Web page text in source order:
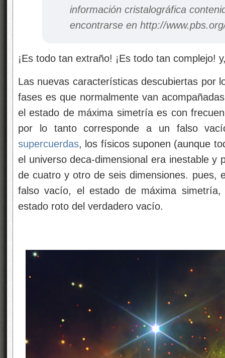
información cristalográfica
encontrarse en http://
¡Es todo tan extraño! ¡Es todo tan complejo!
Las nuevas características descubiertas por
fases es que normalmente van
el estado de máxima simetría es con
por lo tanto corresponde a un falso
supercuerdas, los físicos suponen (aunque
el universo deca-dimensional era inestable y
de cuatro y otro de seis dimensiones. pues,
falso vacío, el estado de máxima
estado roto del verdadero vacío.